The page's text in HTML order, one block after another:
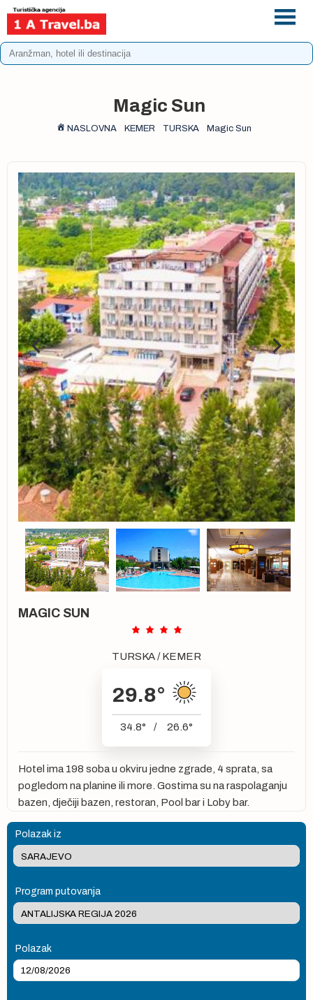
Magic Sun
NASLOVNA KEMER TURSKA Magic Sun
MAGIC SUN
TURSKA/KEMER
29.8°
34.8° / 26.6°
Hotel ima 198 soba u okviru jedne zgrade, 4 sprata, sa
pogledom na planine ili more. Gostima su na raspolaganju
bazen, dječiji bazen, restoran, Pool bar i Loby bar.
Polazak iz
Program putovanja
Polazak